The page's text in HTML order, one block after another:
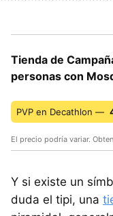
Tienda de
personas con
PVP en Decathlon —
El precio podría variar.
Y si existe un
duda el tipi, una